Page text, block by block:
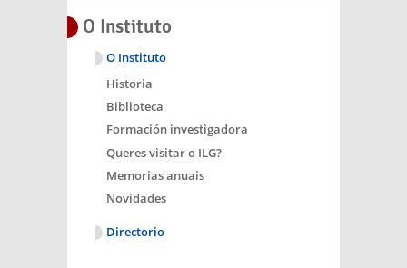
O Instituto
O Instituto
Historia
Biblioteca
Formación investigadora
Queres visitar o ILG?
Memorias anuais
Novidades
Directorio